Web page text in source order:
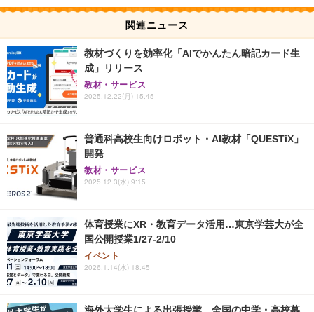
関連ニュース
教材づくりを効率化「AIでかんたん暗記カード生
成」リリース
教材・サービス
2025.12.22(月) 15:45
普通科高校生向けロボット・AI教材「QUESTiX」
開発
教材・サービス
2025.12.3(水) 9:15
体育授業にXR・教育データ活用…東京学芸大が全
国公開授業1/27-2/10
イベント
2026.1.14(水) 18:45